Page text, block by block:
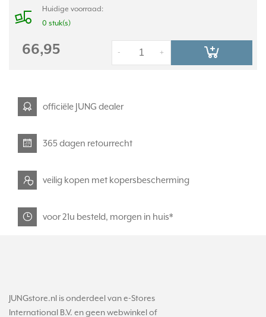
Huidige voorraad:
0 stuk(s)
66,95 +
-
officiële JUNG dealer
365 dagen retourrecht
veilig kopen met kopersbescherming
voor 21u besteld, morgen in huis*
JUNGstore.nl is onderdeel van e-Stores
International B.V. en geen webwinkel of